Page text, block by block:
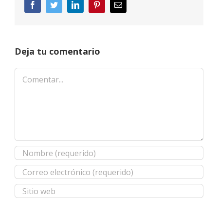
FacebookTwitterLinkedInPinterestCorreo
electrónico
Deja tu comentario
Comentar